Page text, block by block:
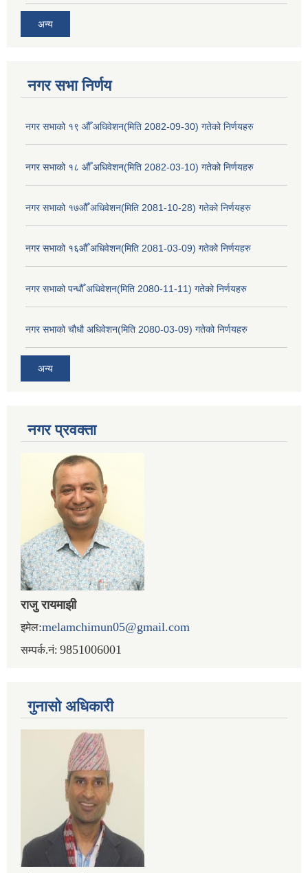
अन्य
नगर सभा निर्णय
नगर सभाको १९ औँ अधिवेशन(मिति 2082-09-30) गतेको निर्णयहरु
नगर सभाको १८ औँ अधिवेशन(मिति 2082-03-10) गतेको निर्णयहरु
नगर सभाको १७औँ अधिवेशन(मिति 2081-10-28) गतेको निर्णयहरु
नगर सभाको १६औँ अधिवेशन(मिति 2081-03-09) गतेको निर्णयहरु
नगर सभाको पन्धौँ अधिवेशन(मिति 2080-11-11) गतेको निर्णयहरु
नगर सभाको चौधौ अधिवेशन(मिति 2080-03-09) गतेको निर्णयहरु
अन्य
नगर प्रव‌क्ता
राजु रायमाझी
इमेल:melamchimun05@gmail.com
सम्पर्क.नं: 9851006001
गुनासो अधिकारी